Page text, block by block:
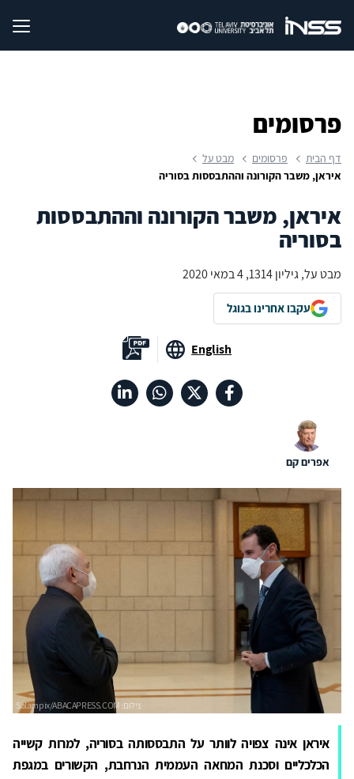
פרסומים
דף הבית פרסומים
מבט על
איראן, משבר הקורונה וההתבססות בסוריה
איראן, משבר הקורונה וההתבססות
בסוריה
מבט על, גיליון 1314, 4 במאי 2020
עקבו אחרינו בגוגל
English
אפרים קם
איראן אינה צפויה לוותר על התבססותה בסוריה, למרות קשייה
הכלכליים וסכנת המחאה העממית הנרחבת, הקשורים במגפת